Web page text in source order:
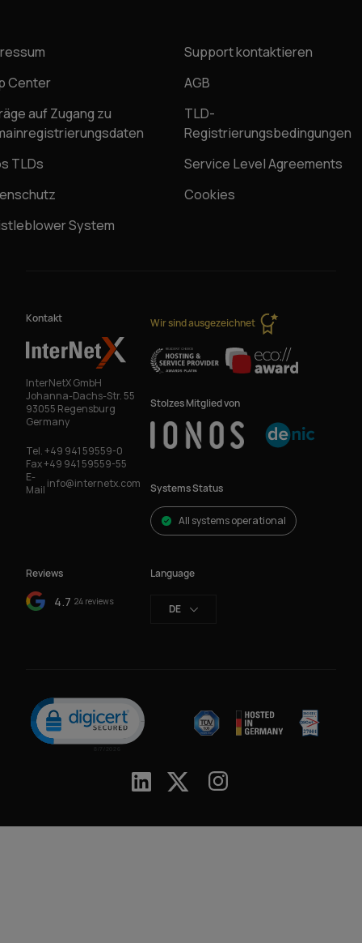
Support kontaktieren
Center
AGB
auf Zugang zu
TLD-
Registrierungsbedingungen
TLDs
Service Level Agreements
Cookies
System
Kontakt
InterNetX GmbH
Johanna-Dachs-Str. 55
93055 Regensburg
Germany
Tel.+49 941 59559-0
Fax+49 941 59559-55
E-
Mail info@internetx.com
Wir sind ausgezeichnet
Stolzes Mitglied von
Reviews
4.7 24 reviews
Systems Status
All systems operational
Language
DE
Click to open certificate verification popup